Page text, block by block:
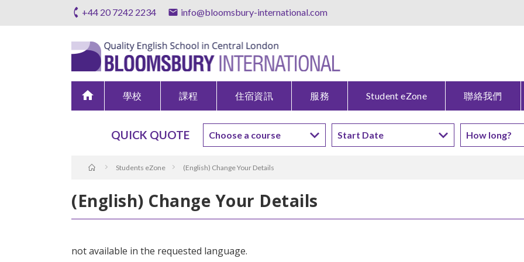
+44 20 7242 2234 info@bloomsbury-international.com
home 學校 課程 住宿資訊 服務 Student eZone 聯絡我們
QUICK QUOTE
Students eZone (English) Change Your Details
(English) Change Your Details
not available in the requested language.